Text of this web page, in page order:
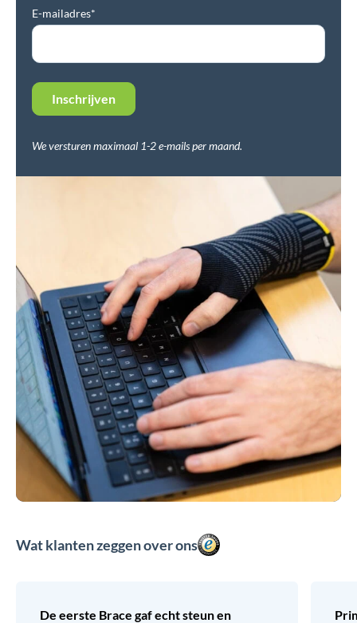
E-mailadres*
We versturen maximaal 1-2 e-mails per maand.
Wat klanten zeggen over ons
De eerste Brace gaf echt steun en